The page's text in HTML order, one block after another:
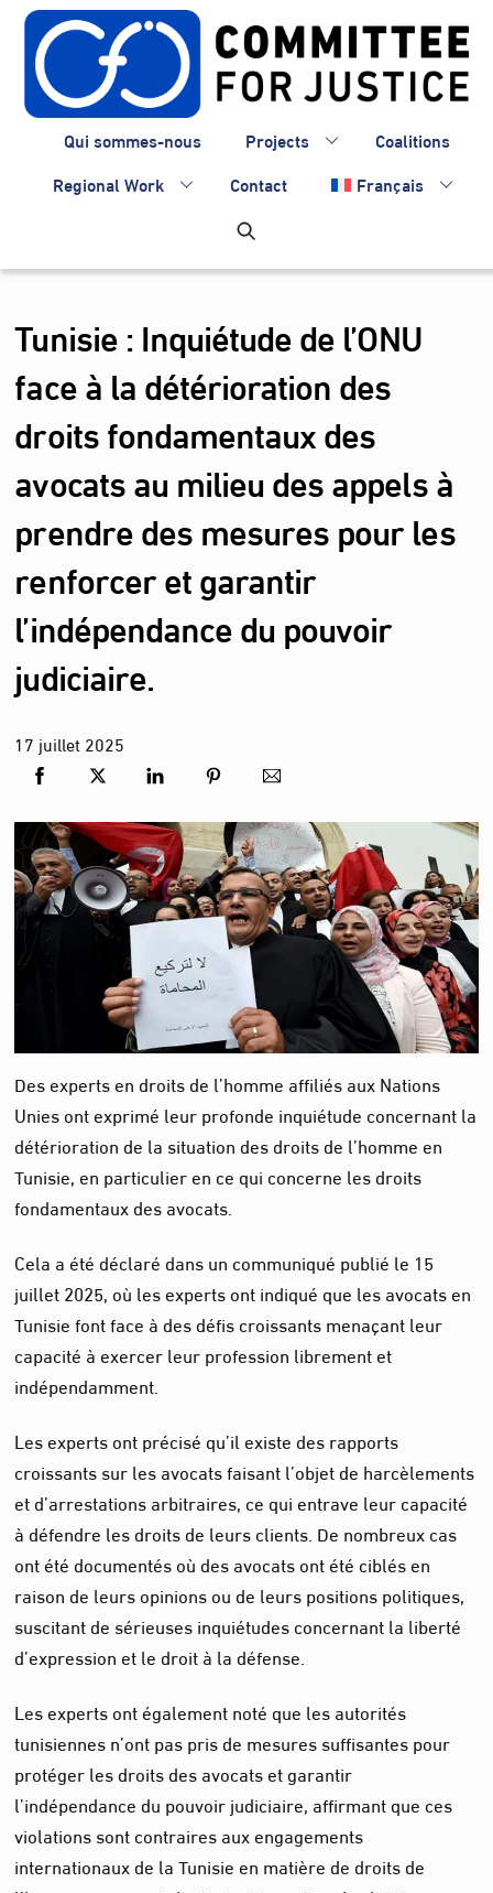
Skip
content
Qui sommes-nous Projects
Coalitions
Regional Work
Contact Français
Tunisie : Inquiétude de l’ONU
face à la détérioration des
droits fondamentaux des
avocats au milieu des appels à
prendre des mesures pour les
renforcer et garantir
l’indépendance du pouvoir
judiciaire.
17 juillet2025
Des experts en droits de l’homme affiliés aux Nations
Unies ont exprimé leur profonde inquiétude concernant la
détérioration de la situation des droits de l’homme en
Tunisie, en particulier en ce qui concerne les droits
fondamentaux des avocats.
Cela a été déclaré dans un communiqué publié le 15
juillet 2025, où les experts ont indiqué que les avocats en
Tunisie font face à des défis croissants menaçant leur
capacité à exercer leur profession librement et
indépendamment.
Les experts ont précisé qu’il existe des rapports
croissants sur les avocats faisant l’objet de harcèlements
et d’arrestations arbitraires, ce qui entrave leur capacité
à défendre les droits de leurs clients. De nombreux cas
ont été documentés où des avocats ont été ciblés en
raison de leurs opinions ou de leurs positions politiques,
suscitant de sérieuses inquiétudes concernant la liberté
d’expression et le droit à la défense.
Les experts ont également noté que les autorités
tunisiennes n’ont pas pris de mesures suffisantes pour
protéger les droits des avocats et garantir
l’indépendance du pouvoir judiciaire, affirmant que ces
violations sont contraires aux engagements
internationaux de la Tunisie en matière de droits de